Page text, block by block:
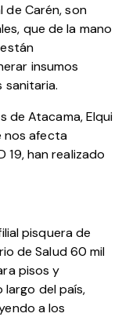
de Carén, son
que de la mano
insumos
sanitaria.
de Atacama, Elqui
nos afecta
19, han realizado
pisquera de
de Salud 60 mil
pisos y
largo del país,
a los